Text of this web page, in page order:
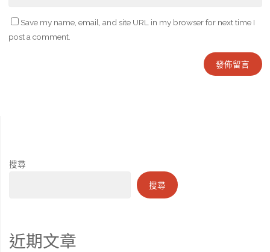
Save my name, email, and site URL in my browser for next time I
post a comment.
搜尋
搜尋
近期文章